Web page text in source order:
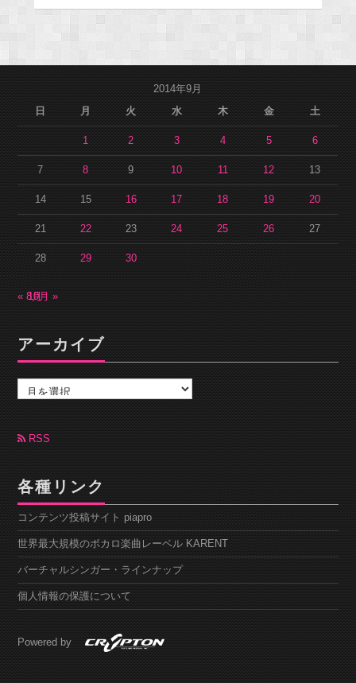
2014年9月
日
月 火 水 木 金 土
1 2 3 4 5 6
7 8 9 10 11 12 13
14 15 16 17 18 19 20
21 22 23 24 25 26 27
28 29 30
« 8月
10月 »
アーカイブ
カ
ブ RSS
各種リンク
コンテンツ投稿サイト piapro
世界最大規模のボカロ楽曲レーベル KARENT
バーチャルシンガー・ラインナップ
個人情報の保護について
Powered by